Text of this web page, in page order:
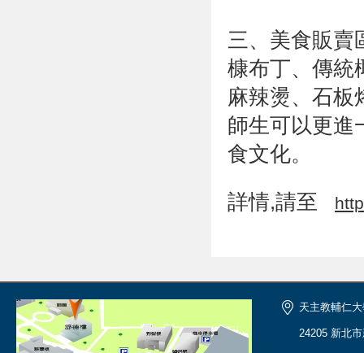
三、美食販賣
槺布丁、傳統
麻辣燙、石
師生可以更進
食文化。
詳情,請至
天主教輔仁
24205 新北